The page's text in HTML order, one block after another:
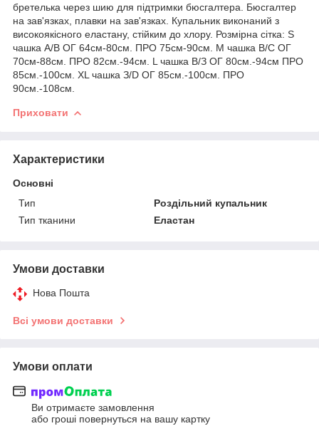
бретелька через шию для підтримки бюсгалтера. Бюсгалтер
на зав'язках, плавки на зав'язках. Купальник виконаний з
високоякісного еластану, стійким до хлору. Розмірна сітка: S
чашка A/B ОГ 64см-80см. ПРО 75см-90см. M чашка B/C ОГ
70см-88см. ПРО 82см.-94см. L чашка B/З ОГ 80см.-94см ПРО
85см.-100см. XL чашка З/D ОГ 85см.-100см. ПРО
90см.-108см.
Приховати
Характеристики
Основні
Тип
Роздільний купальник
Тип тканини
Еластан
Умови доставки
Нова Пошта
Всі умови доставки
Умови оплати
Ви отримаєте замовлення
або гроші повернуться на вашу картку